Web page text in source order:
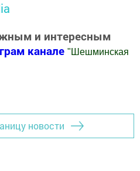
и интересным
канале " Шешминская
новости